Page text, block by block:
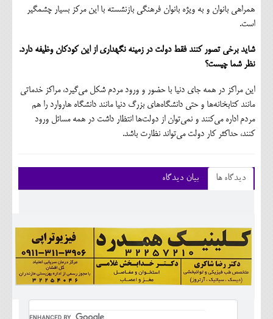
همراهی بانوان و به ویژه بانوان فرهنگی بازنشسته با این مرکز بسیار چشمگیر
است.
شاید برخی تصور کنند فقط دولت در زمینه نگهداری از این کودکان وظیفه دارد.
نظر شما چیست؟
این مراکز در همه جای دنیا با حضور و ورود مردم شکل می‌گیرد، مراکز خدماتی
مانند کتابخانه‌ها و حتی دانشگاه‌های بزرگ دنیا مانند دانشگاه هاروارد را هم
مردم اداره می‌کنند و نمی‌توان از دولت‌ها انتظار داشت در همه مسائل ورود
کنند، حداکثر کار دولت می‌تواند نظارت باشد.
دیدگاه ها بیان دیدگاه